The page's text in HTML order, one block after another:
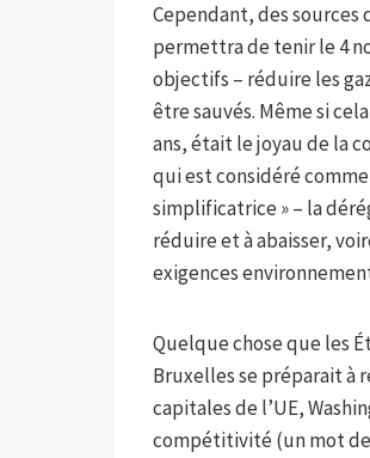
Cependant, des
permettra de tenir le 4
objectifs – réduire les
être sauvés. Même si
ans, était le joyau de la
qui est considéré
simplificatrice » – la
réduire et à abaisser,
exigences
Quelque chose que les
Bruxelles se préparait à
capitales de l’UE,
compétitivité (un mot de